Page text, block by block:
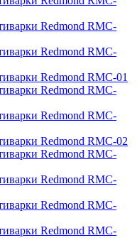
Redmond RMC-
Redmond RMC-
Redmond RMC-01
Redmond RMC-
Redmond RMC-
Redmond RMC-02
Redmond RMC-
Redmond RMC-
Redmond RMC-
Redmond RMC-